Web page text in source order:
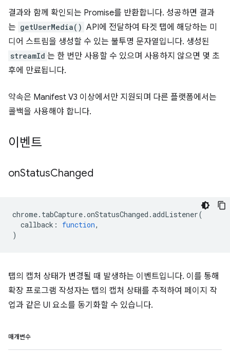
결과와 함께 확인되는 Promise를 반환합니다. 성공하면 결과
는 getUserMedia() API에 전달하여 타겟 탭에 해당하는 미
디어 스트림을 생성할 수 있는 불투명 문자열입니다. 생성된
streamId 는 한 번만 사용할 수 있으며 사용하지 않으면 몇 초
후에 만료됩니다.
약속은 Manifest V3 이상에서만 지원되며 다른 플랫폼에서는
콜백을 사용해야 합니다.
이벤트
onStatusChanged
chrome. tabCapture.onStatusChanged .addListener(
callback : function,
)
탭의 캡처 상태가 변경될 때 발생하는 이벤트입니다. 이를 통해
확장 프로그램 작성자는 탭의 캡처 상태를 추적하여 페이지 작
업과 같은 UI 요소를 동기화할 수 있습니다.
매개변수